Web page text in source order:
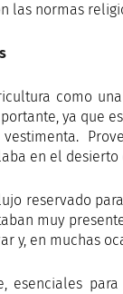
las normas
como
ya que
en el desierto
reservado
muy
y, en muchas
esenciales